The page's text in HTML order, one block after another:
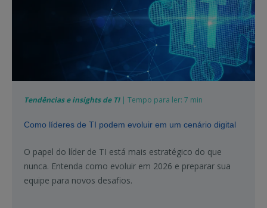
Tendências e insights de TI| Tempo para ler: 7 min
Como líderes de TI podem evoluir em um cenário digital
O papel do líder de TI está mais estratégico do que
nunca. Entenda como evoluir em 2026 e preparar sua
equipe para novos desafios.